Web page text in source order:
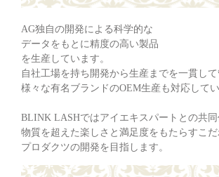
AG独自の開発による科学的な
データをもとに精度の高い製品
を生産しています。
自社工場を持ち開発から生産までを一貫して
様々な有名ブランドのOEM生産も対応してい
BLINK LASHではアイエキスパートとの共同
物質を超えた楽しさと満足度をもたらすこ
プロダクツの開発を目指します。